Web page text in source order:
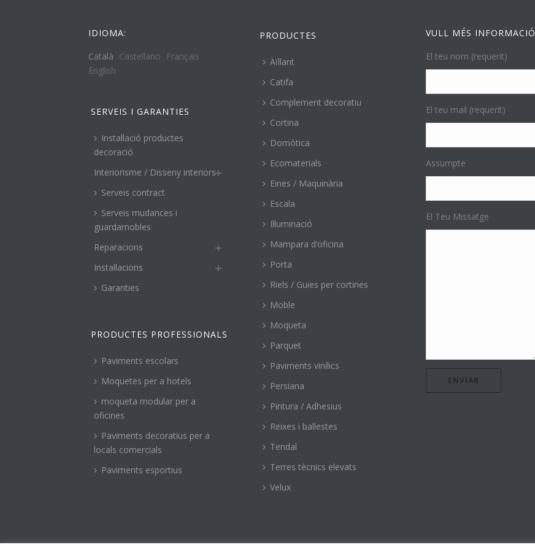
IDIOMA:
Català Castellano
Français
English
SERVEIS I GARANTIES
Instal·lació productes
decoració
Interiorisme / Disseny interiors
Serveis contract
Serveis mudances i
guardamobles
Reparacions
Instal·lacions
Garanties
PRODUCTES PROFESSIONALS
Paviments escolars
Moquetes per a hotels
moqueta modular per a
oficines
Paviments decoratius per a
locals comercials
Paviments esportius
PRODUCTES
Aïllant
Catifa
Complement decoratiu
Cortina
Domòtica
Ecomaterials
Eines / Maquinària
Escala
Il·luminació
Mampara d’oficina
Porta
Riels / Guies per cortines
Moble
Moqueta
Parquet
Paviments vinílics
Persiana
Pintura / Adhesius
Reixes i ballestes
Tendal
Terres tècnics elevats
Velux
VULL MÉS INFORMACIÓ
El teu nom (requerit)
El teu mail (requerit)
Assumpte
El Teu Missatge